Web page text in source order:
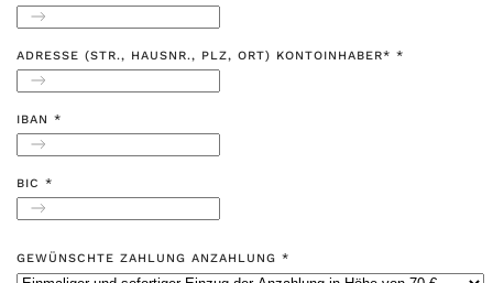
ADRESSE (STR., HAUSNR., PLZ, ORT) KONTOINHABER* *
IBAN *
BIC *
GEWÜNSCHTE ZAHLUNG ANZAHLUNG *